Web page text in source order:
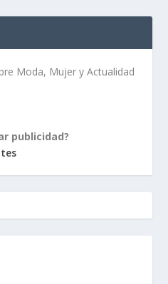
Moda, Mujer y Actualidad
publicidad?